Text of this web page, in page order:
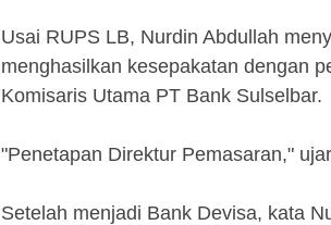
Usai RUPS LB, Nurdin Abdullah
menghasilkan kesepakatan dengan
Komisaris Utama PT Bank Sulselbar.
"Penetapan Direktur Pemasaran,"
Setelah menjadi Bank Devisa, kata